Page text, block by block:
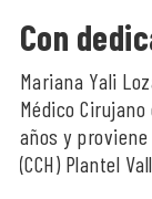
Con
Mariana Yali
Médico
años y proviene
(CCH) Plantel